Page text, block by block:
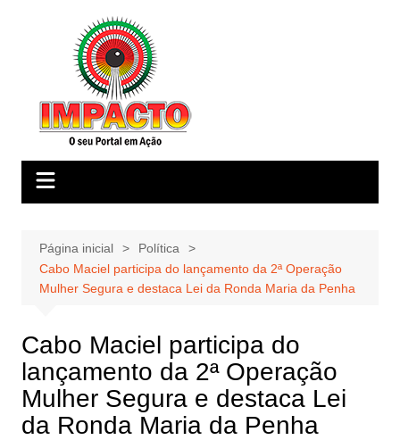
Página inicial
Política
Cabo Maciel participa do lançamento da 2ª Operação
Mulher Segura e destaca Lei da Ronda Maria da Penha
Cabo Maciel participa do
lançamento da 2ª Operação
Mulher Segura e destaca Lei
da Ronda Maria da Penha